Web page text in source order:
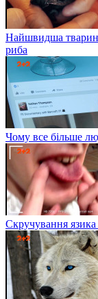
Найшвидша
риба
Чому все більше
Скручування язика